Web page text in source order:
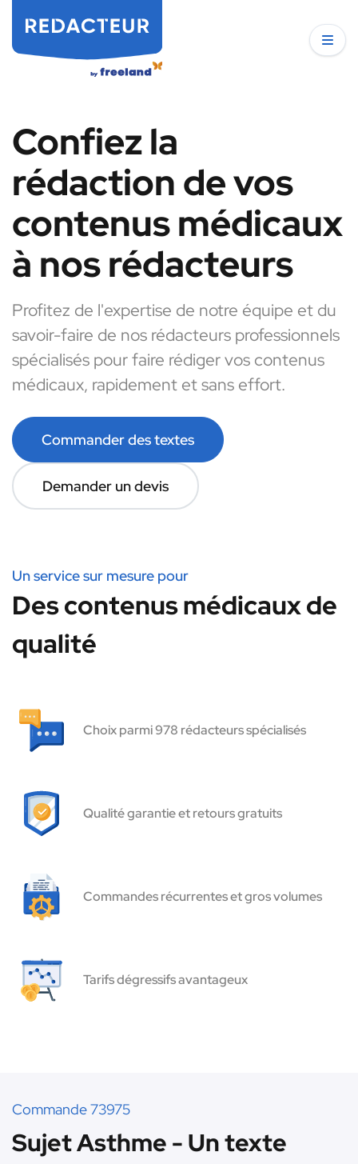
Confiez la
rédaction de vos
contenus médicaux
à nos rédacteurs
Profitez de l'expertise de notre équipe et du
savoir-faire de nos rédacteurs professionnels
spécialisés pour faire rédiger vos contenus
médicaux, rapidement et sans effort.
Commander des textes
Demander un devis
Un service sur mesure pour
Des contenus médicaux de
qualité
Choix parmi 978 rédacteurs spécialisés
Qualité garantie et retours gratuits
Commandes récurrentes et gros volumes
Tarifs dégressifs avantageux
Commande 73975
Sujet Asthme - Un texte